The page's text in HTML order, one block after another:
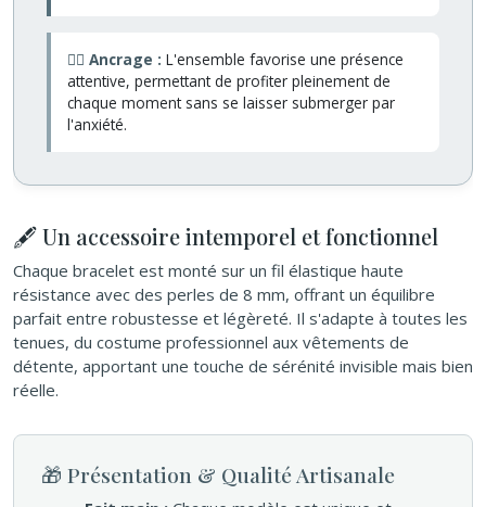
🧘‍♂️ Ancrage : L'ensemble favorise une présence
attentive, permettant de profiter pleinement de
chaque moment sans se laisser submerger par
l'anxiété.
🖋️ Un accessoire intemporel et fonctionnel
Chaque bracelet est monté sur un fil élastique haute
résistance avec des perles de 8 mm, offrant un équilibre
parfait entre robustesse et légèreté. Il s'adapte à toutes les
tenues, du costume professionnel aux vêtements de
détente, apportant une touche de sérénité invisible mais bien
réelle.
🎁 Présentation & Qualité Artisanale